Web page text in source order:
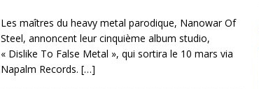
Les maîtres du heavy metal parodique, Nanowar Of
Steel, annoncent leur cinquième album studio,
« Dislike To False Metal », qui sortira le 10 mars via
Napalm Records. […]